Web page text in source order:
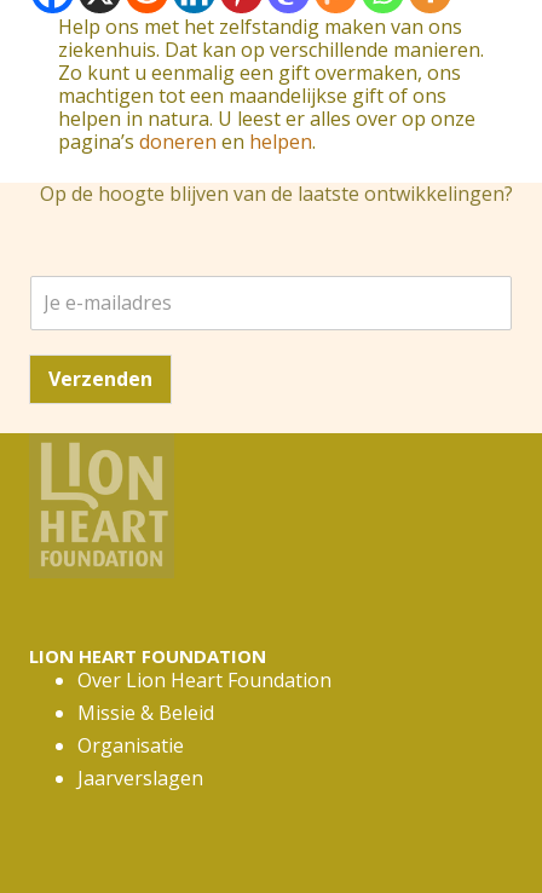
Help ons met het zelfstandig maken van ons
ziekenhuis. Dat kan op verschillende manieren.
Zo kunt u eenmalig een gift overmaken, ons
machtigen tot een maandelijkse gift of ons
helpen in natura. U leest er alles over op onze
pagina’s doneren en helpen.
Op de hoogte blijven van de laatste ontwikkelingen?
e
-
a
i
s
Verzenden
LION HEART FOUNDATION
Over Lion Heart Foundation
Missie & Beleid
Organisatie
Jaarverslagen